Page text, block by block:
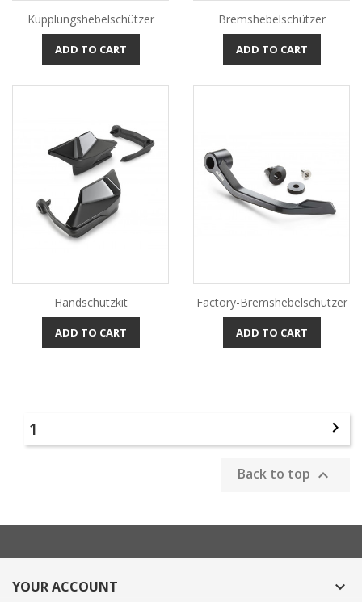
Kupplungshebelschützer
ADD TO CART
Bremshebelschützer
ADD TO CART
Handschutzkit
ADD TO CART
Factory-Bremshebelschützer
ADD TO CART
1 
Back to top 
YOUR ACCOUNT 